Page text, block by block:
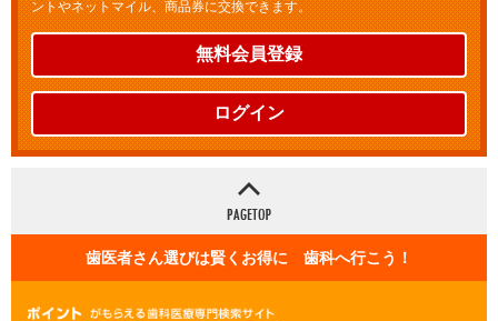
ントやネットマイル、商品券に交換できます。
無料会員登録
ログイン
歯医者さん選びは賢くお得に 歯科へ行こう！